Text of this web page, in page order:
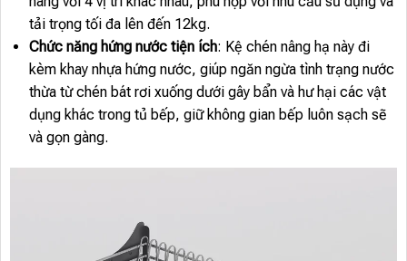
tải trọng tối đa lên đến 12kg.
Chức năng hứng nước tiện ích: Kệ chén nâng hạ này đi
kèm khay nhựa hứng nước, giúp ngăn ngừa tình trạng nước
thừa từ chén bát rơi xuống dưới gây bẩn và hư hại các vật
dụng khác trong tủ bếp, giữ không gian bếp luôn sạch sẽ
và gọn gàng.